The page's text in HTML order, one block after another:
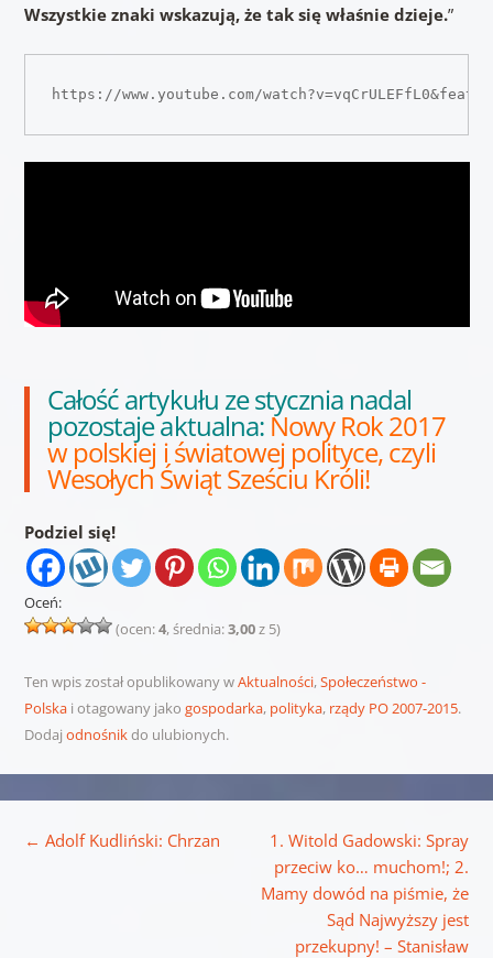
Wszystkie znaki wskazują, że tak się właśnie dzieje.”
https://www.youtube.com/
Całość artykułu ze stycznia nadal
pozostaje aktualna:Nowy Rok 2017
w polskiej i światowej polityce, czyli
Wesołych Świąt Sześciu Króli!
Podziel się!
Oceń:
(ocen:4, średnia:3,00z 5)
Ten wpis został opublikowany wAktualności,Społeczeństwo -
Polskai otagowany jako gospodarka, polityka, rządy PO 2007-2015.
Dodaj odnośnikdo ulubionych.
← Adolf Kudliński: Chrzan
1. Witold Gadowski: Spray
przeciw ko… muchom!; 2.
Mamy dowód na piśmie, że
Sąd Najwyższy jest
przekupny! – Stanisław